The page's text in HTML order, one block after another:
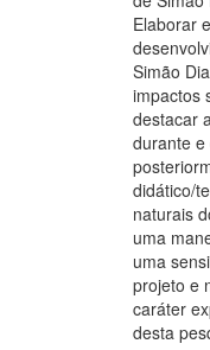
Elaborar
Simão
impactos
destacar
durante
didático/
naturais
uma
uma
projeto e
caráter
desta